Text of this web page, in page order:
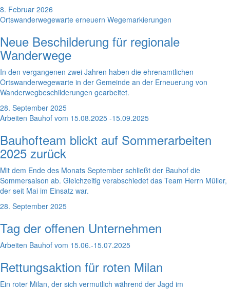
8. Februar 2026
Ortswanderwegewarte erneuern Wegemarkierungen
Neue Beschilderung für regionale
Wanderwege
In den vergangenen zwei Jahren haben die ehrenamtlichen
Ortswanderwegewarte in der Gemeinde an der Erneuerung von
Wanderwegbeschilderungen gearbeitet.
28. September 2025
Arbeiten Bauhof vom 15.08.2025 -15.09.2025
Bauhofteam blickt auf Sommerarbeiten
2025 zurück
Mit dem Ende des Monats September schließt der Bauhof die
Sommersaison ab. Gleichzeitig verabschiedet das Team Herrn Müller,
der seit Mai im Einsatz war.
28. September 2025
Tag der offenen Unternehmen
Arbeiten Bauhof vom 15.06.-15.07.2025
Rettungsaktion für roten Milan
Ein roter Milan, der sich vermutlich während der Jagd im